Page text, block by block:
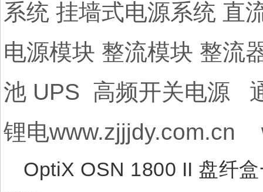
系统 挂墙式电源系统 直
电源模块 整流模块 整
池 UPS 高频开关电源
锂电
OptiX OSN 1800 II 盘纤